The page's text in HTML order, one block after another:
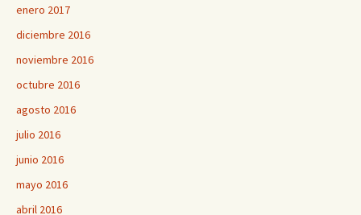
enero 2017
diciembre 2016
noviembre 2016
octubre 2016
agosto 2016
julio 2016
junio 2016
mayo 2016
abril 2016